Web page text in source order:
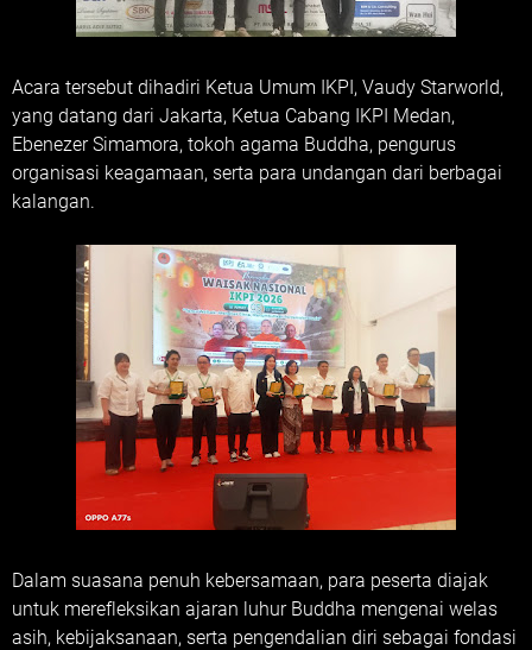
Acara tersebut dihadiri Ketua Umum IKPI, Vaudy Starworld,
yang datang dari Jakarta, Ketua Cabang IKPI Medan,
Ebenezer Simamora, tokoh agama Buddha, pengurus
organisasi keagamaan, serta para undangan dari berbagai
kalangan.
Dalam suasana penuh kebersamaan, para peserta diajak
untuk merefleksikan ajaran luhur Buddha mengenai welas
asih, kebijaksanaan, serta pengendalian diri sebagai fondasi